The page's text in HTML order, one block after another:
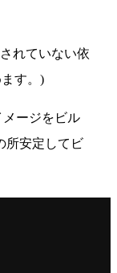
れていない依
す。)
メージをビル
所安定してビ